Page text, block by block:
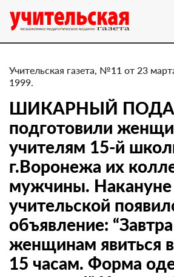
Учительская газета, №11 от 23
1999.
ШИКАРНЫЙ
подготовили
учителям 15-й
г.Воронежа их
мужчины.
учительской
объявление:
женщинам явиться
15 часам. Форма